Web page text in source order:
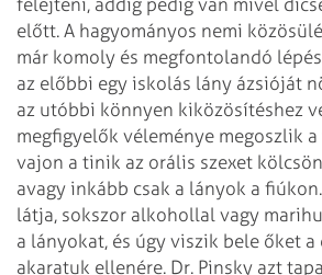
előtt. A hagyományos nemi
már komoly és megfontolandó
az előbbi egy iskolás lány ázsióját
az utóbbi könnyen kiközösítéshez
megfigyelők véleménye megoszlik
vajon a tinik az orális szexet
avagy inkább csak a lányok a
látja, sokszor alkohollal vagy
a lányokat, és úgy viszik bele őket a
akaratuk ellenére. Dr. Pinsky azt